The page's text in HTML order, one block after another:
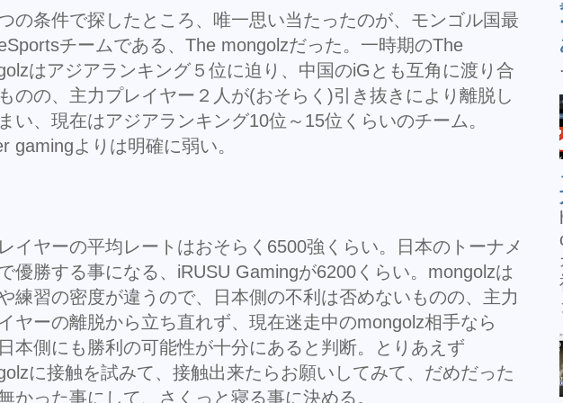
の条件で探したところ、唯一思い当たったのが、モンゴル国最
チームである、The mongolzだった。一時期のThe
はアジアランキング５位に迫り、中国のiGとも互角に渡り合
のの、主力プレイヤー２人が(おそらく)引き抜きにより離脱し
い、現在はアジアランキング10位～15位くらいのチーム。
gamingよりは明確に弱い。
イヤーの平均レートはおそらく6500強くらい。日本のトーナメ
優勝する事になる、iRUSU Gamingが6200くらい。mongolzは
練習の密度が違うので、日本側の不利は否めないものの、主力
ヤーの離脱から立ち直れず、現在迷走中のmongolz相手なら
本側にも勝利の可能性が十分にあると判断。とりあえず
に接触を試みて、接触出来たらお願いしてみて、だめだった
かった事にして、さくっと寝る事に決める。